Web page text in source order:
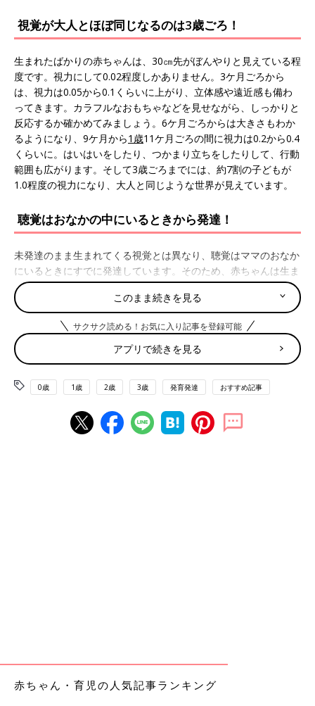
視覚が大人とほぼ同じなるのは3歳ごろ！
生まれたばかりの赤ちゃんは、30㎝先がぼんやりと見えている程
度です。視力にして0.02程度しかありません。3ケ月ごろから
は、視力は0.05から0.1くらいに上がり、立体感や遠近感も備わ
ってきます。カラフルなおもちゃなどを見せながら、しっかりと
反応するか確かめてみましょう。6ケ月ごろからは大きさもわか
るようになり、9ケ月から1歳11ケ月ごろの間に視力は0.2から0.4
くらいに。はいはいをしたり、つかまり立ちをしたりして、行動
範囲も広がります。そして3歳ごろまでには、約7割の子どもが
1.0程度の視力になり、大人と同じような世界が見えています。
聴覚はおなかの中にいるときから発達！
未発達のまま生まれてくる視覚とは異なり、聴覚はママのおなか
にいるときにすでに発達しています。そのため、赤ちゃんは生ま
れた直後からママの声を認識しています。新生児のころに声をか
けても反応しないのは、反応するだけの運動機能がまだ発達して
いないため。それでも3ケ月ごろになると、ママの声がする方向
に顔を向けるなどして反応するように。だんだんと言葉を理解し
始め、8～9ケ月ごろからは自分の名前を呼ばれると振り向くよう
になります。
嗅覚は赤ちゃんのほうが大人よりも敏感！
嗅覚も聴覚同様、ママのおなかにいるときから発達しています。
熱い、冷たい、かたい、やわらかい、痛い、かゆいといったこと
このまま続きを見る
サクサク読める！お気に入り記事を登録可能
アプリで続きを見る
0歳 1歳 2歳 3歳 発育発達 おすすめ記事
赤ちゃん・育児の人気記事ランキング